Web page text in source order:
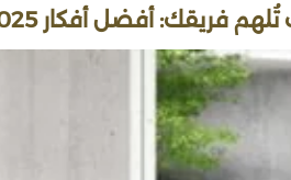
أفكار 2025 لأثاث مكتبي احترافي في الرياض